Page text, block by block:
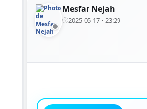
Mesfar Nejah
2025-05-17 • 23:29